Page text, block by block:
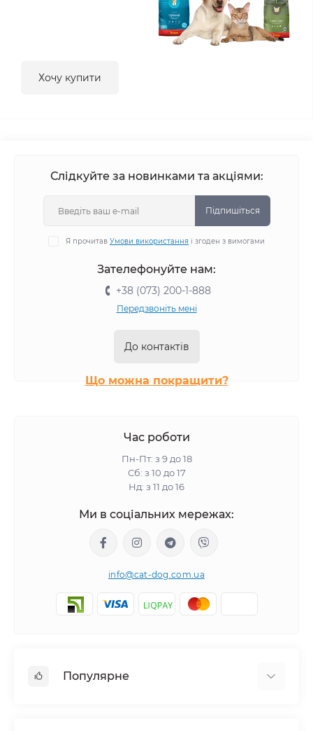
Хочу купити
Слідкуйте за новинками та акціями:
Підпишіться
Я прочитав Умови використання і згоден з вимогами
Зателефонуйте нам:
+38 (073) 200-1-888
Передзвоніть мені
До контактів
Що можна покращити?
Час роботи
Пн-Пт: з 9 до 18
Сб: з 10 до 17
Нд: з 11 до 16
Ми в соціальних мережах:
info@cat-dog.com.ua
Популярне